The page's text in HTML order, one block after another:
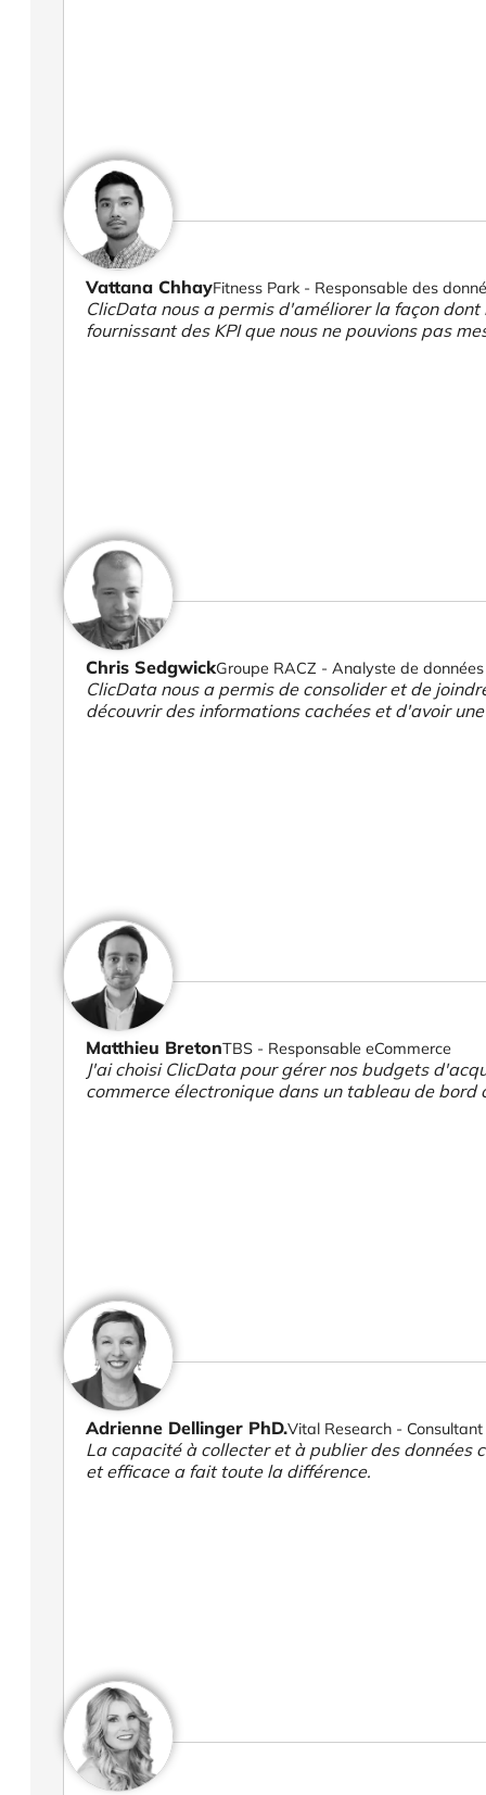
Vattana ChhayFitness Park - Responsable des
ClicData nous a permis d'améliorer la façon
fournissant des KPI que nous ne pouvions pas
Chris SedgwickGroupe RACZ - Analyste de données
ClicData nous a permis de consolider et de
découvrir des informations cachées et d'avoir
Matthieu BretonTBS - Responsable eCommerce
J'ai choisi ClicData pour gérer nos budgets
commerce électronique dans un tableau de bord
Adrienne Dellinger PhD.Vital Research -
La capacité à collecter et à publier des
et efficace a fait toute la différence.